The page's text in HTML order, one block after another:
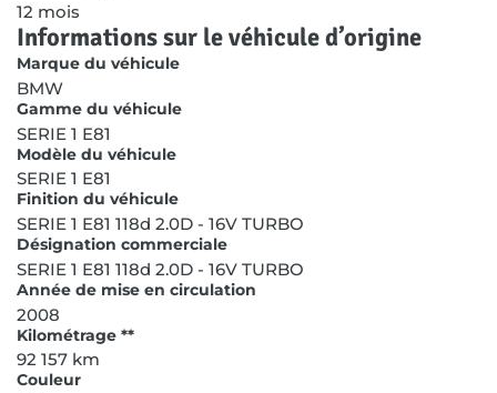
12 mois
Informations sur le véhicule d’origine
Marque du véhicule
BMW
Gamme du véhicule
SERIE 1 E81
Modèle du véhicule
SERIE 1 E81
Finition du véhicule
SERIE 1 E81 118d 2.0D - 16V TURBO
Désignation commerciale
SERIE 1 E81 118d 2.0D - 16V TURBO
Année de mise en circulation
2008
Kilométrage **
92 157 km
Couleur